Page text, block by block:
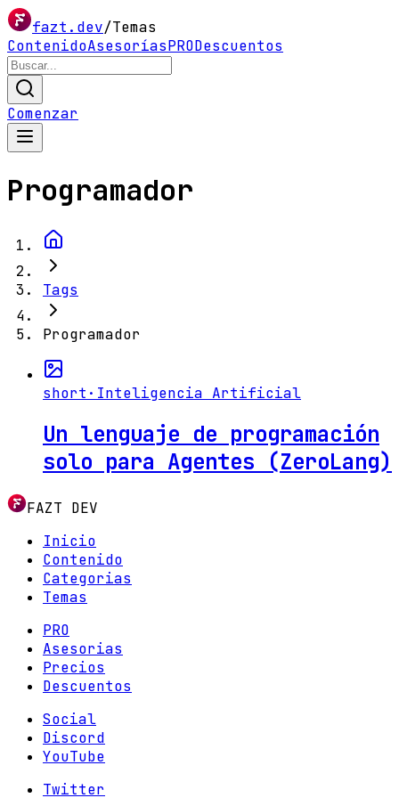
fazt.dev/Temas
ContenidoAsesoríasPRODescuentos
Comenzar
Programador
Tags
Programador
short · Inteligencia Artificial
Un lenguaje de programación
solo para Agentes (ZeroLang)
FAZT DEV
Inicio
Contenido
Categorias
Temas
PRO
Asesorias
Precios
Descuentos
Social
Discord
YouTube
Twitter